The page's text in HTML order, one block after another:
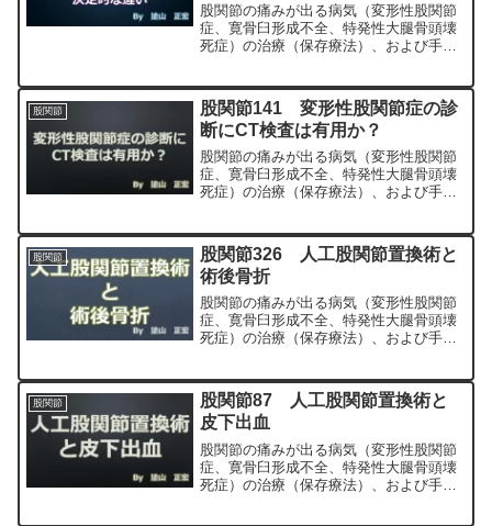
股関節の痛みが出る病気（変形性股関節
症、寛骨臼形成不全、特発性大腿骨頭壊
死症）の治療（保存療法）、および手術
科専門医（人工関節手術を専門）の塗山
正宏が色々と説明します。
股関節
股関節141 変形性股関節症の診
断にCT検査は有用か？
股関節の痛みが出る病気（変形性股関節
症、寛骨臼形成不全、特発性大腿骨頭壊
死症）の治療（保存療法）、および手術
科専門医（人工関節手術を専門）の塗山
正宏が色々と説明します。
股関節
股関節326 人工股関節置換術と
術後骨折
股関節の痛みが出る病気（変形性股関節
症、寛骨臼形成不全、特発性大腿骨頭壊
死症）の治療（保存療法）、および手術
科専門医（人工関節手術を専門）の塗山
正宏が色々と説明します。
股関節
股関節87 人工股関節置換術と
皮下出血
股関節の痛みが出る病気（変形性股関節
症、寛骨臼形成不全、特発性大腿骨頭壊
死症）の治療（保存療法）、および手術